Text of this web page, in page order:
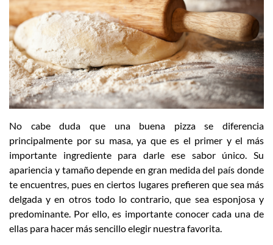
No cabe duda que una buena pizza se diferencia
principalmente por su masa, ya que es el primer y el más
importante ingrediente para darle ese sabor único. Su
apariencia y tamaño depende en gran medida del país donde
te encuentres, pues en ciertos lugares prefieren que sea más
delgada y en otros todo lo contrario, que sea esponjosa y
predominante. Por ello, es importante conocer cada una de
ellas para hacer más sencillo elegir nuestra favorita.